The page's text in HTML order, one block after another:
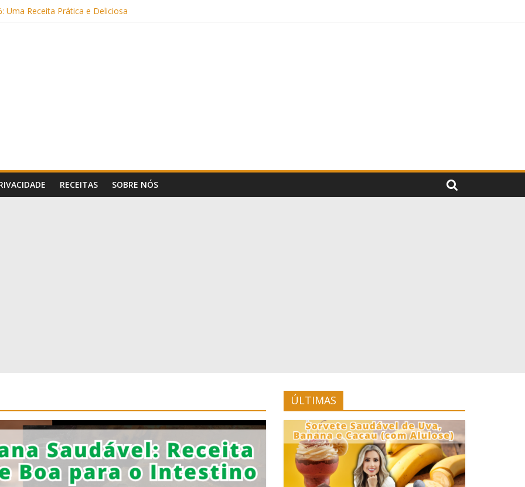
Uma Receita Prática e Deliciosa
e Boa para o Intestino
Alulose)
(Sem Forno, Fácil e Fofinho)
RECEITAS SOBRE NÓS
ÚLTIMAS